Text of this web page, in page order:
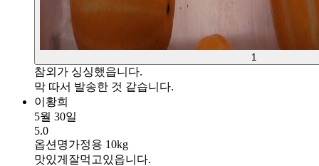
1
참외가 싱싱했읍니다.
막 따서 발송한 것 같습니다.
이황희
5월 30일
5.0
옵션명가정용 10kg
맛있게잘먹고있읍니다.